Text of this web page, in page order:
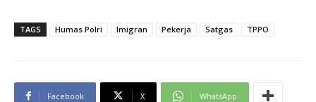
TAGS Humas Polri Imigran Pekerja Satgas TPPO
Facebook X WhatsApp